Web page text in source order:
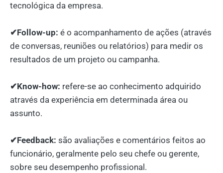
tecnológica da empresa.
✔Follow-up: é o acompanhamento de ações (através
de conversas, reuniões ou relatórios) para medir os
resultados de um projeto ou campanha.
✔Know-how: refere-se ao conhecimento adquirido
através da experiência em determinada área ou
assunto.
✔Feedback: são avaliações e comentários feitos ao
funcionário, geralmente pelo seu chefe ou gerente,
sobre seu desempenho profissional.